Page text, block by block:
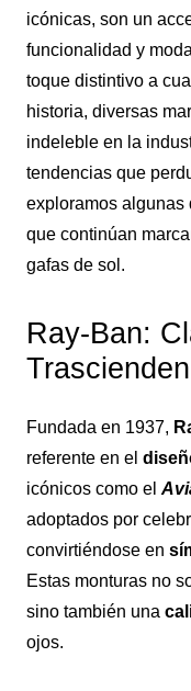
icónicas, son un
funcionalidad y
toque distintivo a
historia, diversas
indeleble en la
tendencias que
exploramos algunas
que continúan
gafas de sol.
Ray-Ban:
Fundada en 1937,
referente en el
icónicos como el
adoptados por
convirtiéndose en
Estas monturas no
sino también una
ojos.